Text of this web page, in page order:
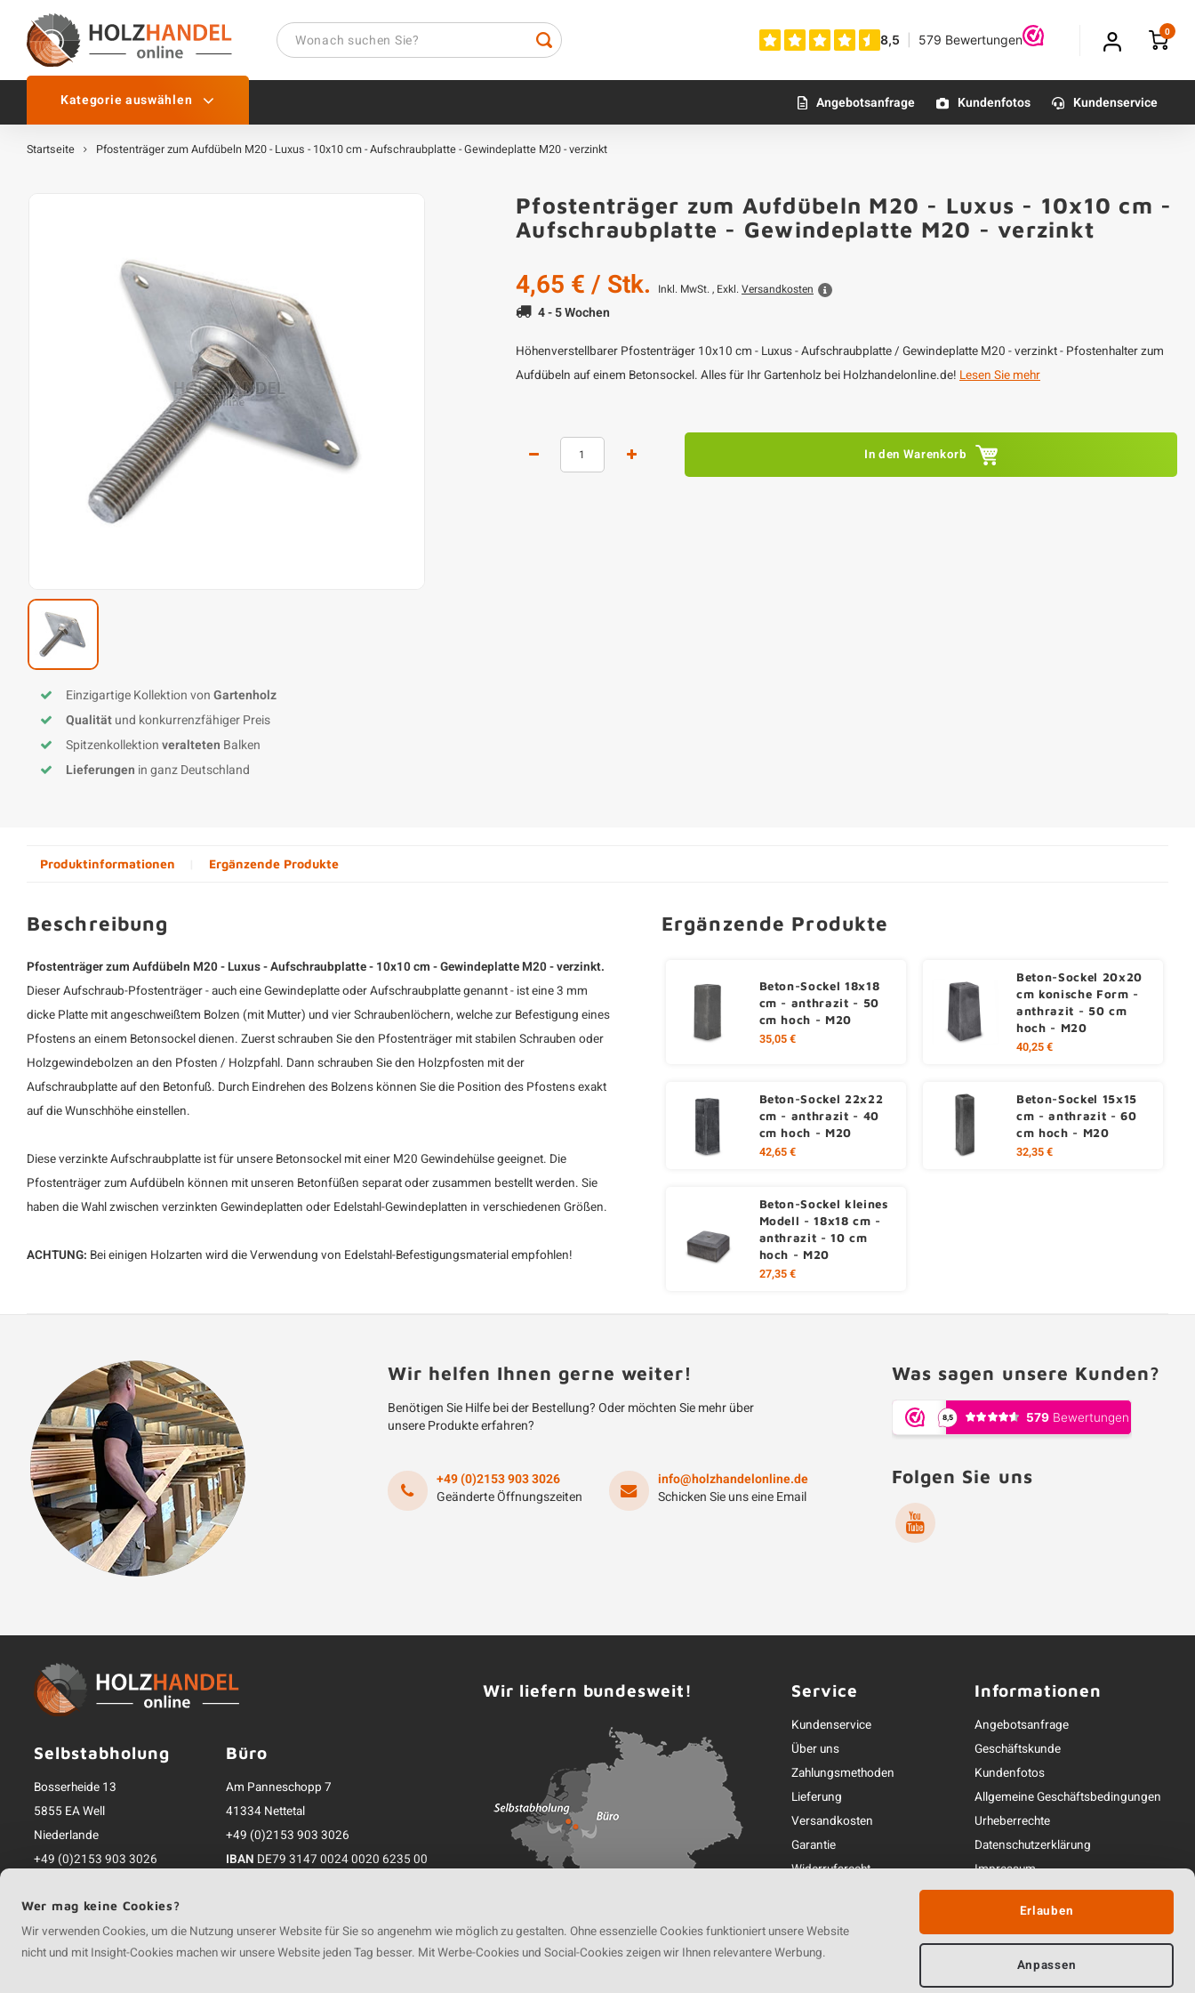
0
Kategorie auswählen Angebotsanfrage Kundenfotos Kundenservice
Startseite Pfostenträger zum Aufdübeln M20 - Luxus - 10x10 cm - Aufschraubplatte - Gewindeplatte M20 - verzinkt
Einzigartige Kollektion vonGartenholz
Qualitätund konkurrenzfähiger Preis
Spitzenkollektionveralteten Balken
Lieferungen in ganz Deutschland
Pfostenträger zum Aufdübeln M20 - Luxus - 10x10 cm -
Aufschraubplatte - Gewindeplatte M20 - verzinkt
4,65 €/ Stk. Inkl. MwSt. , Exkl. Versandkosten
4 - 5 Wochen
Höhenverstellbarer Pfostenträger 10x10 cm - Luxus - Aufschraubplatte / Gewindeplatte M20 - verzinkt - Pfostenhalter zum
Aufdübeln auf einem Betonsockel. Alles für Ihr Gartenholz bei Holzhandelonline.de! Lesen Sie mehr
In den Warenkorb
Produktinformationen Ergänzende Produkte
Beschreibung
Pfostenträger zum Aufdübeln M20 - Luxus - Aufschraubplatte - 10x10 cm - Gewindeplatte M20 - verzinkt.
Dieser Aufschraub-Pfostenträger - auch eine Gewindeplatte oder Aufschraubplatte genannt - ist eine 3 mm
dicke Platte mit angeschweißtem Bolzen (mit Mutter) und vier Schraubenlöchern, welche zur Befestigung eines
Pfostens an einem Betonsockel dienen. Zuerst schrauben Sie den Pfostenträger mit stabilen Schrauben oder
Holzgewindebolzen an den Pfosten / Holzpfahl. Dann schrauben Sie den Holzpfosten mit der
Aufschraubplatte auf den Betonfuß. Durch Eindrehen des Bolzens können Sie die Position des Pfostens exakt
auf die Wunschhöhe einstellen.
Diese verzinkte Aufschraubplatte ist für unsere Betonsockel mit einer M20 Gewindehülse geeignet. Die
Pfostenträger zum Aufdübeln können mit unseren Betonfüßen separat oder zusammen bestellt werden. Sie
haben die Wahl zwischen verzinkten Gewindeplatten oder Edelstahl-Gewindeplatten in verschiedenen Größen.
ACHTUNG: Bei einigen Holzarten wird die Verwendung von Edelstahl-Befestigungsmaterial empfohlen!
Ergänzende Produkte
Beton-Sockel 18x18
cm - anthrazit - 50
cm hoch - M20
35,05 €
Beton-Sockel 20x20
cm konische Form -
anthrazit - 50 cm
hoch - M20
40,25 €
Beton-Sockel 22x22
cm - anthrazit - 40
cm hoch - M20
42,65 €
Beton-Sockel 15x15
cm - anthrazit - 60
cm hoch - M20
32,35 €
Beton-Sockel kleines
Modell - 18x18 cm -
anthrazit - 10 cm
hoch - M20
27,35 €
Wir helfen Ihnen gerne weiter!
Benötigen Sie Hilfe bei der Bestellung? Oder möchten Sie mehr über
unsere Produkte erfahren?
+49 (0)2153 903 3026
Geänderte Öffnungszeiten
info@holzhandelonline.de
Schicken Sie uns eine Email
Was sagen unsere Kunden?
Folgen Sie uns
Selbstabholung
Bosserheide 13
5855 EA Well
Niederlande
+49 (0)2153 903 3026
Inkl. MwSt.; zzgl. Versandkosten
Büro
Am Panneschopp 7
41334 Nettetal
+49 (0)2153 903 3026
IBAN DE79 3147 0024 0020 6235 00
Wir liefern bundesweit! Service
Kundenservice
Über uns
Zahlungsmethoden
Lieferung
Versandkosten
Garantie
Widerrufsrecht
Beschwerdebearbeitung
Informationen
Angebotsanfrage
Geschäftskunde
Kundenfotos
Allgemeine Geschäftsbedingungen
Urheberrechte
Datenschutzerklärung
Impressum
Linkpartners
Wer mag keine Cookies?
Wir verwenden Cookies, um die Nutzung unserer Website für Sie so angenehm wie möglich zu gestalten. Ohne essenzielle Cookies funktioniert unsere Website
nicht und mit Insight-Cookies machen wir unsere Website jeden Tag besser. Mit Werbe-Cookies und Social-Cookies zeigen wir Ihnen relevantere Werbung.
Erlauben
Anpassen